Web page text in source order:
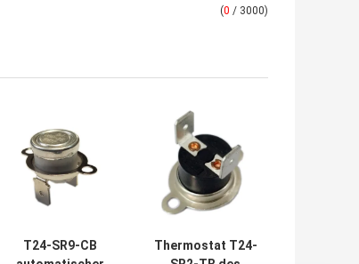
(0 / 3000)
T24-SR9-CB
Thermostat T24-